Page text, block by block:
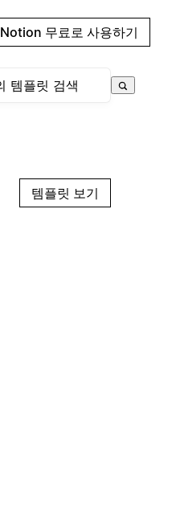
Notion 무료로 사용하기
템플릿 보기